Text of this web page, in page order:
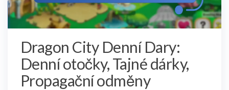
Dragon City Denní Dary:
Denní otočky, Tajné dárky,
Propagační odměny